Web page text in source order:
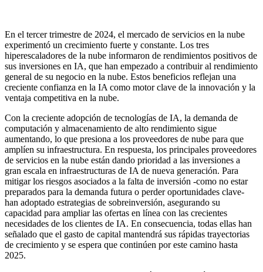
En el tercer trimestre de 2024, el mercado de servicios en la nube
experimentó un crecimiento fuerte y constante. Los tres
hiperescaladores de la nube informaron de rendimientos positivos de
sus inversiones en IA, que han empezado a contribuir al rendimiento
general de su negocio en la nube. Estos beneficios reflejan una
creciente confianza en la IA como motor clave de la innovación y la
ventaja competitiva en la nube.
Con la creciente adopción de tecnologías de IA, la demanda de
computación y almacenamiento de alto rendimiento sigue
aumentando, lo que presiona a los proveedores de nube para que
amplíen su infraestructura. En respuesta, los principales proveedores
de servicios en la nube están dando prioridad a las inversiones a
gran escala en infraestructuras de IA de nueva generación. Para
mitigar los riesgos asociados a la falta de inversión -como no estar
preparados para la demanda futura o perder oportunidades clave-
han adoptado estrategias de sobreinversión, asegurando su
capacidad para ampliar las ofertas en línea con las crecientes
necesidades de los clientes de IA. En consecuencia, todas ellas han
señalado que el gasto de capital mantendrá sus rápidas trayectorias
de crecimiento y se espera que continúen por este camino hasta
2025.